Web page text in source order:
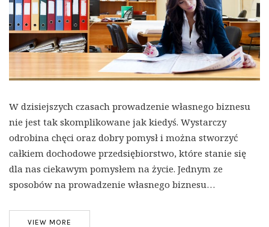
W dzisiejszych czasach prowadzenie własnego biznesu
nie jest tak skomplikowane jak kiedyś. Wystarczy
odrobina chęci oraz dobry pomysł i można stworzyć
całkiem dochodowe przedsiębiorstwo, które stanie się
dla nas ciekawym pomysłem na życie. Jednym ze
sposobów na prowadzenie własnego biznesu…
VIEW MORE